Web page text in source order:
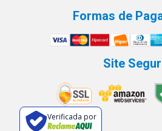
Formas de
Site
Verificada por